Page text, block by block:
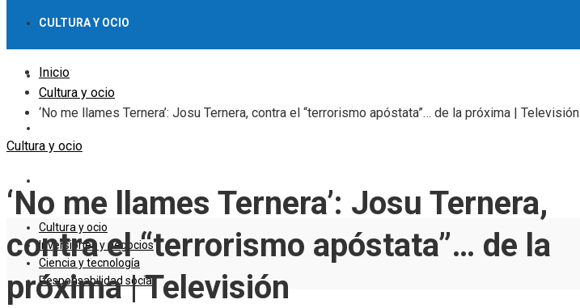
CULTURA Y OCIO
INVERSIONES Y NEGOCIOS
Cultura y ocio
Inversiones y negocios
Ciencia y tecnología
Responsabilidad social
Inicio
Cultura y ocio
‘No me llames Ternera’: Josu Ternera, contra el “terrorismo apóstata”… de la próxima | Televisión
Cultura y ocio
‘No me llames Ternera’: Josu Ternera,
contra el “terrorismo apóstata”… de la
próxima | Televisión